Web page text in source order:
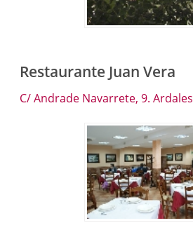
Restaurante Juan Vera
C/ Andrade Navarrete, 9. Ardales